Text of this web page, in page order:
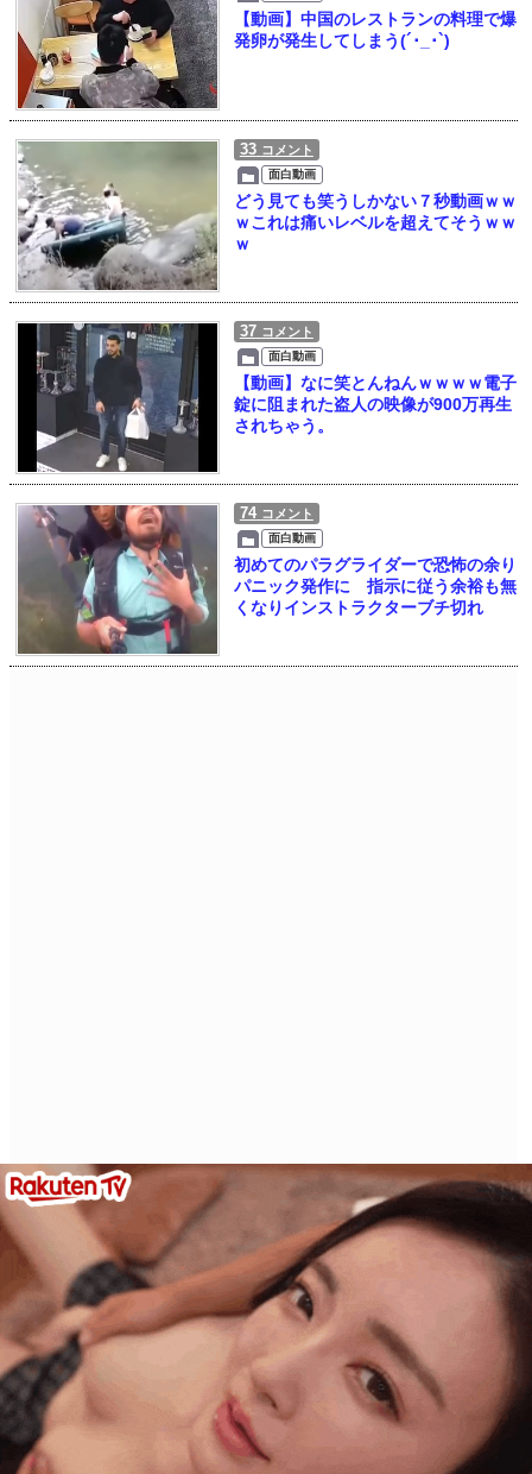
【動画】中国のレストランの料理で爆
発卵が発生してしまう(´･_･`)
33 コメント
面白動画
どう見ても笑うしかない７秒動画ｗｗ
ｗこれは痛いレベルを超えてそうｗｗ
ｗ
37 コメント
面白動画
【動画】なに笑とんねんｗｗｗｗ電子
錠に阻まれた盗人の映像が900万再生
されちゃう。
74 コメント
面白動画
初めてのパラグライダーで恐怖の余り
パニック発作に 指示に従う余裕も無
くなりインストラクターブチ切れ